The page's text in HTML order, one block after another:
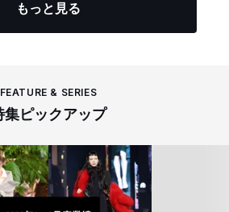
もっと見る
FEATURE & SERIES
集ピックアップ